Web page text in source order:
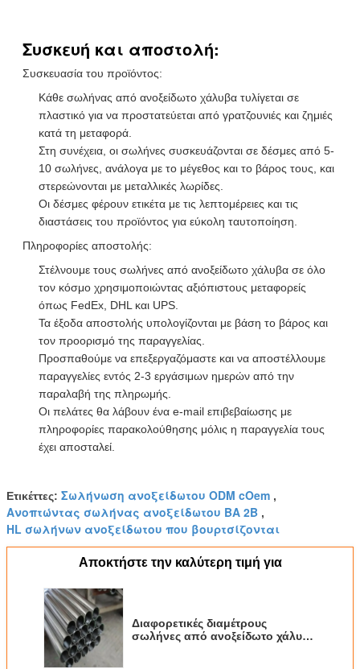
Συσκευή και αποστολή:
Συσκευασία του προϊόντος:
Κάθε σωλήνας από ανοξείδωτο χάλυβα τυλίγεται σε
πλαστικό για να προστατεύεται από γρατζουνιές και ζημιές
κατά τη μεταφορά.
Στη συνέχεια, οι σωλήνες συσκευάζονται σε δέσμες από 5-
10 σωλήνες, ανάλογα με το μέγεθος και το βάρος τους, και
στερεώνονται με μεταλλικές λωρίδες.
Οι δέσμες φέρουν ετικέτα με τις λεπτομέρειες και τις
διαστάσεις του προϊόντος για εύκολη ταυτοποίηση.
Πληροφορίες αποστολής:
Στέλνουμε τους σωλήνες από ανοξείδωτο χάλυβα σε όλο
τον κόσμο χρησιμοποιώντας αξιόπιστους μεταφορείς
όπως FedEx, DHL και UPS.
Τα έξοδα αποστολής υπολογίζονται με βάση το βάρος και
τον προορισμό της παραγγελίας.
Προσπαθούμε να επεξεργαζόμαστε και να αποστέλλουμε
παραγγελίες εντός 2-3 εργάσιμων ημερών από την
παραλαβή της πληρωμής.
Οι πελάτες θα λάβουν ένα e-mail επιβεβαίωσης με
πληροφορίες παρακολούθησης μόλις η παραγγελία τους
έχει αποσταλεί.
Ετικέττες: Σωλήνωση ανοξείδωτου ODM cOem ,
Ανοπτώντας σωλήνας ανοξείδωτου BA 2B ,
HL σωλήνων ανοξείδωτου που βουρτσίζονται
Αποκτήστε την καλύτερη τιμή για
Διαφορετικές διαμέτρους
σωλήνες από ανοξείδωτο χάλυβα